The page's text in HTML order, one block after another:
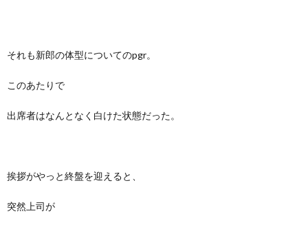
それも新郎の体型についてのpgr。
このあたりで
出席者はなんとなく白けた状態だった。
挨拶がやっと終盤を迎えると、
突然上司が